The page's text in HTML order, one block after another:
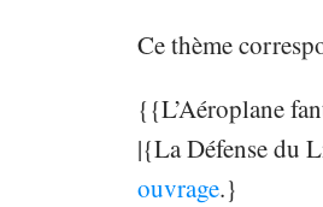
Ce thème
{{L’Aéroplane
|{La Défense du
ouvrage.}